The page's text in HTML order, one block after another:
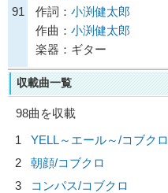
91
作詞： 小渕健太郎
作曲： 小渕健太郎
楽器：ギター
収載曲一覧
98曲を収載
1
YELL～エール～/コブクロ
2
朝顔/コブクロ
3
コンパス/コブクロ